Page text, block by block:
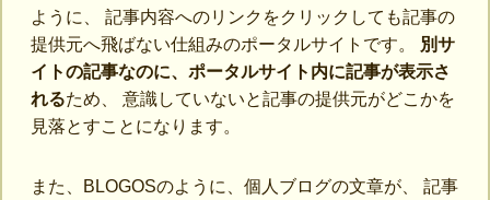
ように、 記事内容へのリンクをクリックしても記事の
提供元へ飛ばない仕組みのポータルサイトです。
別サ
イトの記事なのに、ポータルサイト内に記事が表示さ
れるため、 意識していないと記事の提供元がどこかを
見落とすことになります。
また、BLOGOSのように、個人ブログの文章が、 記事